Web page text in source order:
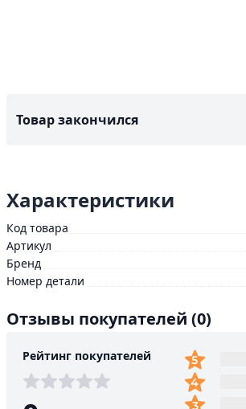
Товар закончился
Характеристики
Код товара
Артикул
Бренд
Номер детали
Отзывы покупателей (0)
Рейтинг покупателей